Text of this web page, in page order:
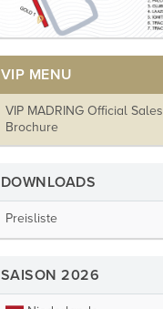
VIP MENU
VIP MADRING Official Sales
Brochure
DOWNLOADS
Preisliste
SAISON 2026